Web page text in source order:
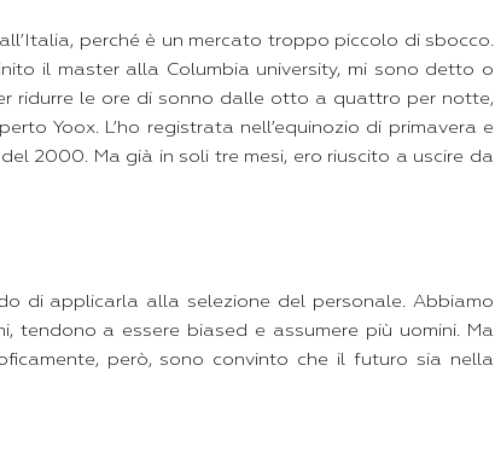
perché è un mercato troppo piccolo di sbocco.
il master alla Columbia university, mi sono detto o
ridurre le ore di sonno dalle otto a quattro per notte,
Yoox. L’ho registrata nell’equinozio di primavera e
2000. Ma già in soli tre mesi, ero riuscito a uscire da
di applicarla alla selezione del personale. Abbiamo
tendono a essere biased e assumere più uomini. Ma
però, sono convinto che il futuro sia nella